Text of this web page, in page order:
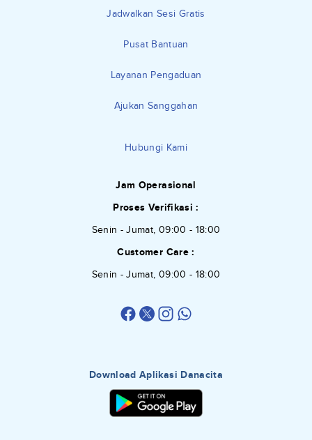
Jadwalkan Sesi Gratis
Pusat Bantuan
Layanan Pengaduan
Ajukan Sanggahan
Hubungi Kami
Jam Operasional
Proses Verifikasi :
Senin - Jumat, 09:00 - 18:00
Customer Care :
Senin - Jumat, 09:00 - 18:00
Download Aplikasi Danacita